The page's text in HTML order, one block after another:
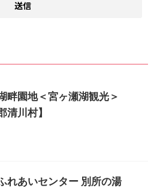
畔園地＜宮ヶ瀬湖観光＞
清川村】
れあいセンター 別所の湯